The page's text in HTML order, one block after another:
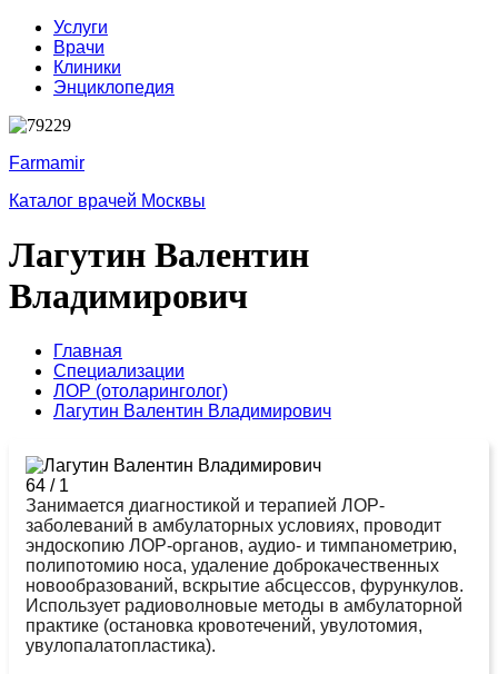
Услуги
Врачи
Клиники
Энциклопедия
Farmamir
Каталог врачей Москвы
Лагутин Валентин
Владимирович
Главная
Специализации
ЛОР (отоларинголог)
Лагутин Валентин Владимирович
64 / 1
Занимается диагностикой и терапией ЛОР-
заболеваний в амбулаторных условиях, проводит
эндоскопию ЛОР-органов, аудио- и тимпанометрию,
полипотомию носа, удаление доброкачественных
новообразований, вскрытие абсцессов, фурункулов.
Использует радиоволновые методы в амбулаторной
практике (остановка кровотечений, увулотомия,
увулопалатопластика).